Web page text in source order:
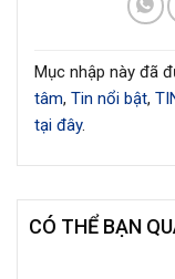
Mục nhập này đã
tâm, Tin nổi bật,
tại đây.
CÓ THỂ BẠN